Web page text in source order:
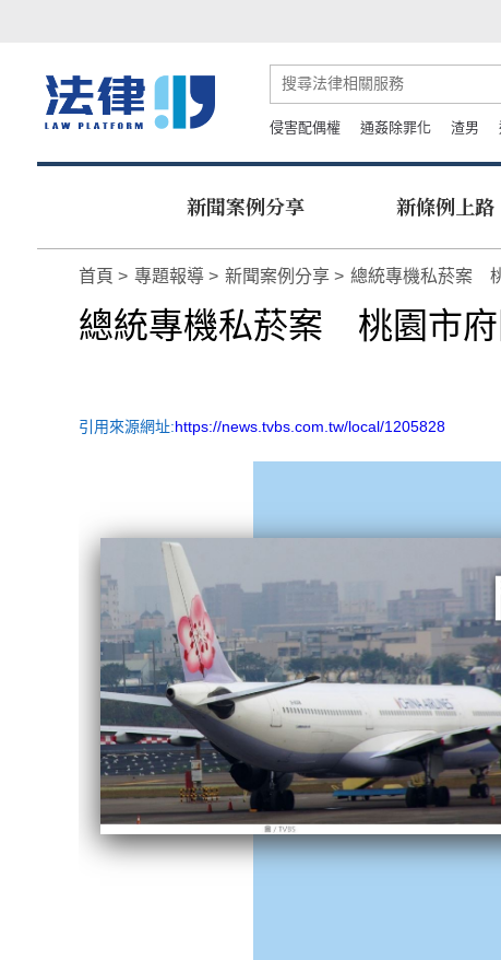
侵害配偶權 通姦除罪化 渣男
新聞案例分享 新條例上路
首頁 專題報導 新聞案例分享 總統專機私菸案
總統專機私菸案 桃園市府
引用來源網址:https://news.tvbs.com.tw/local/1205828